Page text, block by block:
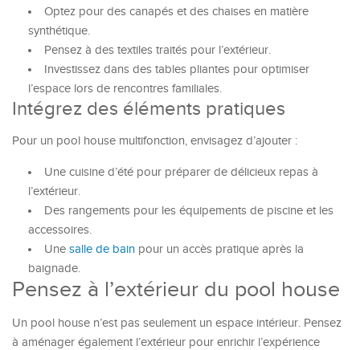
Optez pour des canapés et des chaises en matière
synthétique.
Pensez à des textiles traités pour l’extérieur.
Investissez dans des tables pliantes pour optimiser
l’espace lors de rencontres familiales.
Intégrez des éléments pratiques
Pour un pool house multifonction, envisagez d’ajouter :
Une cuisine d’été pour préparer de délicieux repas à
l’extérieur.
Des rangements pour les équipements de piscine et les
accessoires.
Une salle de bain pour un accès pratique après la
baignade.
Pensez à l’extérieur du pool house
Un pool house n’est pas seulement un espace intérieur. Pensez
à aménager également l’extérieur pour enrichir l’expérience